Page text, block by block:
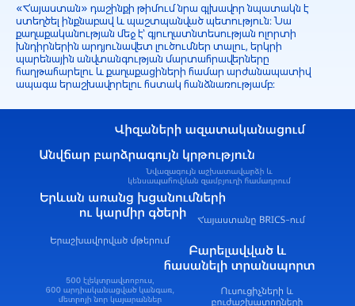
«Հայաստան» դաշինքի թիմում նրա գլխավոր նպատակն է
ստեղծել ինքնաբավ և պաշտպանված պետություն: Նա
քաղաքականության մեջ է՝ գյուղատնտեսության ոլորտի
խնդիրներին արդյունավետ լուծումներ տալու, երկրի
պարենային անվտանգության մարտահրավերները
հաղթահարելու և քաղաքացիների համար արժանապատիվ
ապագա երաշխավորելու հստակ հանձնառությամբ: